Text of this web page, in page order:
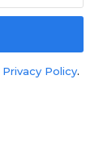
Privacy Policy.